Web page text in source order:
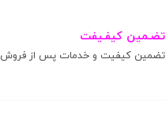
تضـمین کیفـیفت
تضمین کیفیت و خدمات پس از فروش